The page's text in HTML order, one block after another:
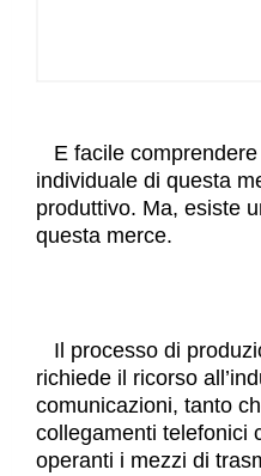
E facile
individuale di questa
produttivo. Ma, esiste
questa merce.
Il processo di
richiede il ricorso
comunicazioni, tanto
collegamenti telefonici
operanti i mezzi di